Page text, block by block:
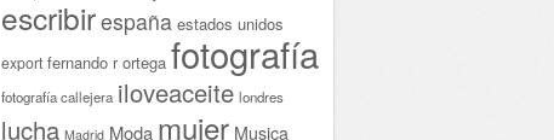
escribirespaña estados unidos
export fernando r ortega fotografía
fotografía callejera iloveaceite londres
lucha Madrid Moda mujer Musica